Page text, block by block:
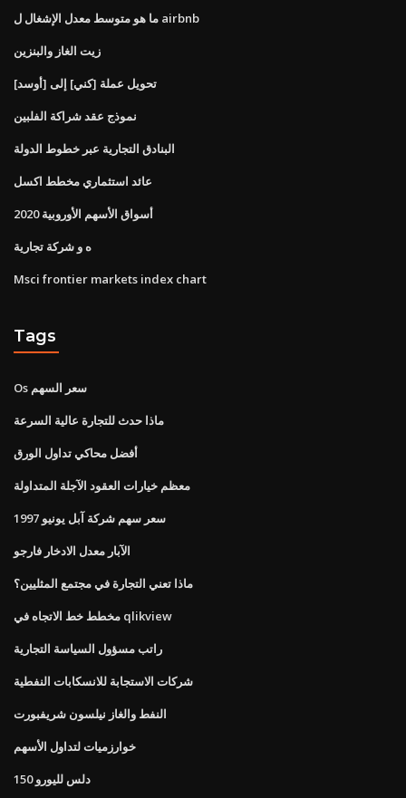
ما هو متوسط ​​معدل الإشغال ل airbnb
زيت الغاز والبنزين
تحويل عملة [كني] إلى [أوسد]
نموذج عقد شراكة الفلبين
البنادق التجارية عبر خطوط الدولة
عائد استثماري مخطط اكسل
أسواق الأسهم الأوروبية 2020
ه و شركة تجارية
Msci frontier markets index chart
Tags
Os سعر السهم
ماذا حدث للتجارة عالية السرعة
أفضل محاكي تداول الورق
معظم خيارات العقود الآجلة المتداولة
سعر سهم شركة آبل يونيو 1997
الآبار معدل الادخار فارجو
ماذا تعني التجارة في مجتمع المثليين؟
مخطط خط الاتجاه في qlikview
راتب مسؤول السياسة التجارية
شركات الاستجابة للانسكابات النفطية
النفط والغاز نيلسون شريفبورت
خوارزميات لتداول الأسهم
150 دلس لليورو